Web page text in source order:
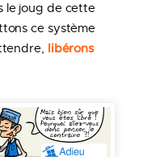
le joug de cette
ce système
libérons